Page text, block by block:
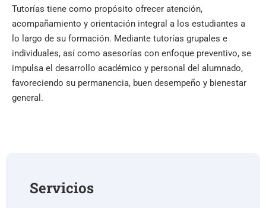
Tutorías tiene como propósito ofrecer atención,
acompañamiento y orientación integral a los estudiantes a
lo largo de su formación. Mediante tutorías grupales e
individuales, así como asesorías con enfoque preventivo, se
impulsa el desarrollo académico y personal del alumnado,
favoreciendo su permanencia, buen desempeño y bienestar
general.
Servicios